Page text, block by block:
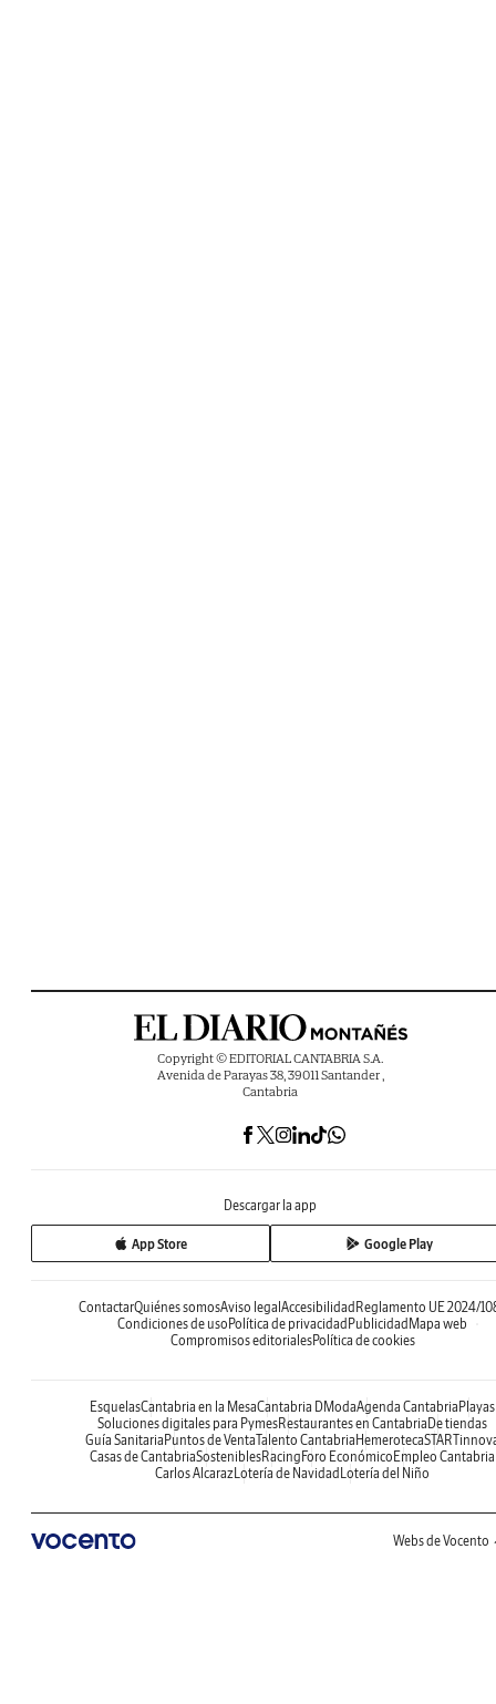
Copyright © EDITORIAL CANTABRIA S.A.
Avenida de Parayas 38, 39011 Santander ,
Cantabria
Descargar la app
App Store Google Play
ContactarQuiénes somosAviso legal Accesibilidad Reglamento UE 2024/
Condiciones de uso Política de privacidad Publicidad Mapa web
Compromisos editorialesPolítica de cookies
EsquelasCantabria en la MesaCantabria DModaAgenda Cantabria Playas
Soluciones digitales para PymesRestaurantes en Cantabria De tiendas
Guía Sanitaria Puntos de VentaTalento Cantabria Hemeroteca
Casas de CantabriaSosteniblesRacing Foro Económico Empleo Cantabria
Carlos AlcarazLotería de Navidad Lotería del Niño
Webs de Vocento